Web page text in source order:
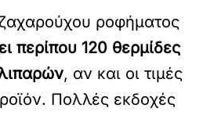
ροφήματος
περίπου 120 θερμίδες
, αν και οι τιμές
Πολλές εκδοχές